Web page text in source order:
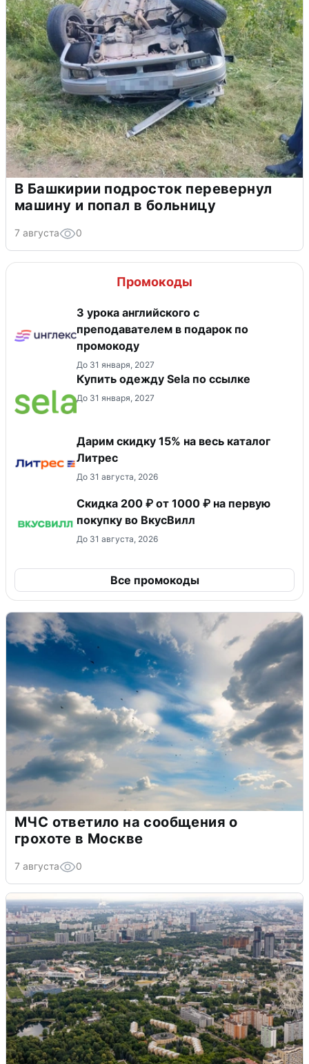
В Башкирии подросток перевернул
машину и попал в больницу
7 августа 0
Промокоды
3 урока английского с
преподавателем в подарок по
промокоду
До 31 января, 2027
Купить одежду Sela по ссылке
До 31 января, 2027
Дарим скидку 15% на весь каталог
Литрес
До 31 августа, 2026
Скидка 200 ₽ от 1000 ₽ на первую
покупку во ВкусВилл
До 31 августа, 2026
Все промокоды
МЧС ответило на сообщения о
грохоте в Москве
7 августа 0